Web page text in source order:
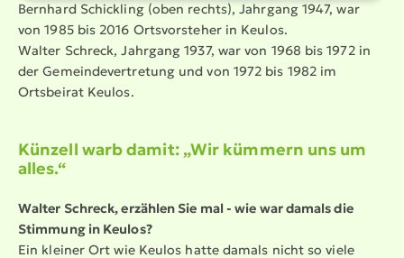
Bernhard Schickling (oben rechts), Jahrgang 1947, war
von 1985 bis 2016 Ortsvor­steher in Keulos.
Walter Schreck, Jahrgang 1937, war von 1968 bis 1972 in
der Gemein­de­ver­tretung und von 1972 bis 1982 im
Ortsbeirat Keulos.
Künzell warb damit: „Wir kümmern uns um
alles.“
Walter Schreck, erzählen Sie mal - wie war damals die
Stimmung in Keulos?
Ein kleiner Ort wie Keulos hatte damals nicht so viele